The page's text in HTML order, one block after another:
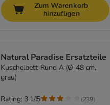
Zum Warenkorb
hinzufügen
Natural Paradise Ersatzteile
Kuschelbett Rund A (Ø 48 cm,
grau)
Rating: 3.1/5 (239)